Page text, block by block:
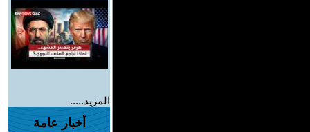
المزيد.....
أخبار عامة